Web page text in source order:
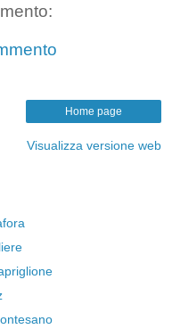
Home page
Visualizza versione web